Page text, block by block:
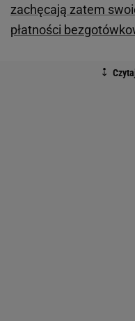
zachęcają zatem
płatności